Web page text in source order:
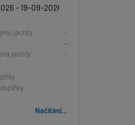
jachty
-
-
jachty
-
Načítání...